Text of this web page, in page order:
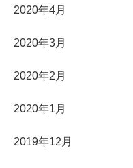
2020年4月
2020年3月
2020年2月
2020年1月
2019年12月